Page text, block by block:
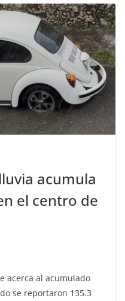
acumula
el centro de
acerca al acumulado
se reportaron 135.3